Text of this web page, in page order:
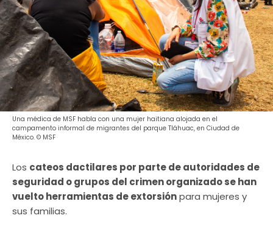
Una médica de MSF habla con una mujer haitiana alojada en el
campamento informal de migrantes del parque Tláhuac, en Ciudad de
México. © MSF
Los cateos dactilares por parte de autoridades de
seguridad o grupos del crimen organizado se han
vuelto herramientas de extorsiónpara mujeres y
sus familias.